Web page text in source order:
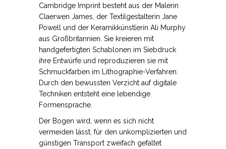
Cambridge Imprint besteht aus der Malerin
Claerwen James, der Textilgestalterin Jane
Powell und der Keramikkünstlerin Ali Murphy
aus Großbritannien. Sie kreieren mit
handgefertigten Schablonen im Siebdruck
ihre Entwürfe und reproduzieren sie mit
Schmuckfarben im Lithographie-Verfahren.
Durch den bewussten Verzicht auf digitale
Techniken entsteht eine lebendige
Formensprache.
Der Bogen wird, wenn es sich nicht
vermeiden lässt, für den unkomplizierten und
günstigen Transport zweifach gefaltet